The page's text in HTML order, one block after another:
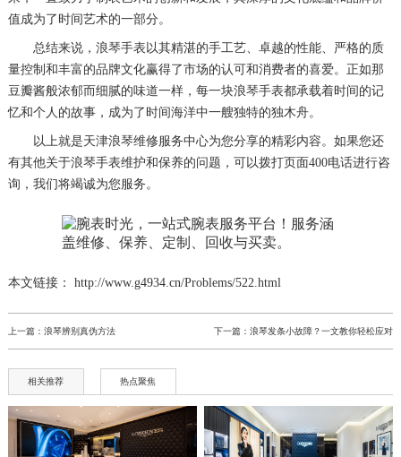
值成为了时间艺术的一部分。
总结来说，浪琴手表以其精湛的手工艺、卓越的性能、严格的质
量控制和丰富的品牌文化赢得了市场的认可和消费者的喜爱。正如那
豆瓣酱般浓郁而细腻的味道一样，每一块浪琴手表都承载着时间的记
忆和个人的故事，成为了时间海洋中一艘独特的独木舟。
以上就是天津浪琴维修服务中心为您分享的精彩内容。如果您还
有其他关于浪琴手表维护和保养的问题，可以拨打页面400电话进行咨
询，我们将竭诚为您服务。
本文链接： http://www.g4934.cn/Problems/522.html
上一篇： 浪琴辨别真伪方法 下一篇：浪琴发条小故障？一文教你轻松应对
相关推荐 热点聚焦